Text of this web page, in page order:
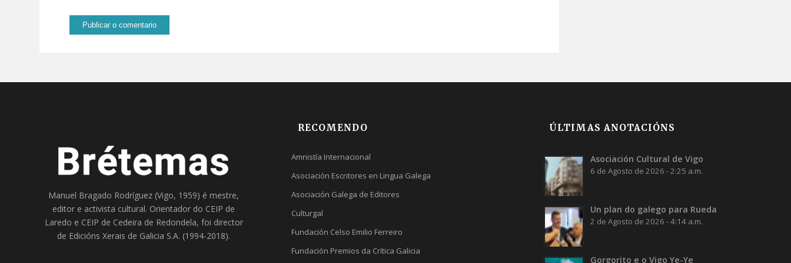
Manuel Bragado Rodríguez (Vigo, 1959) é mestre,
editor e activista cultural. Orientador do CEIP de
Laredo e CEIP de Cedeira de Redondela, foi director
de Edicións Xerais de Galicia S.A. (1994-2018).
RECOMENDO
Amnistía Internacional
Asociación Escritores en Lingua Galega
Asociación Galega de Editores
Culturgal
Fundación Celso Emilio Ferreiro
Fundación Premios da Crítica Galicia
ÚLTIMAS ANOTACIÓNS
Asociación Cultural de Vigo
6 de Agosto de 2026 - 2:25 a.m.
Un plan do galego para Rueda
2 de Agosto de 2026 - 4:14 a.m.
Gorgorito e o Vigo Ye-Ye